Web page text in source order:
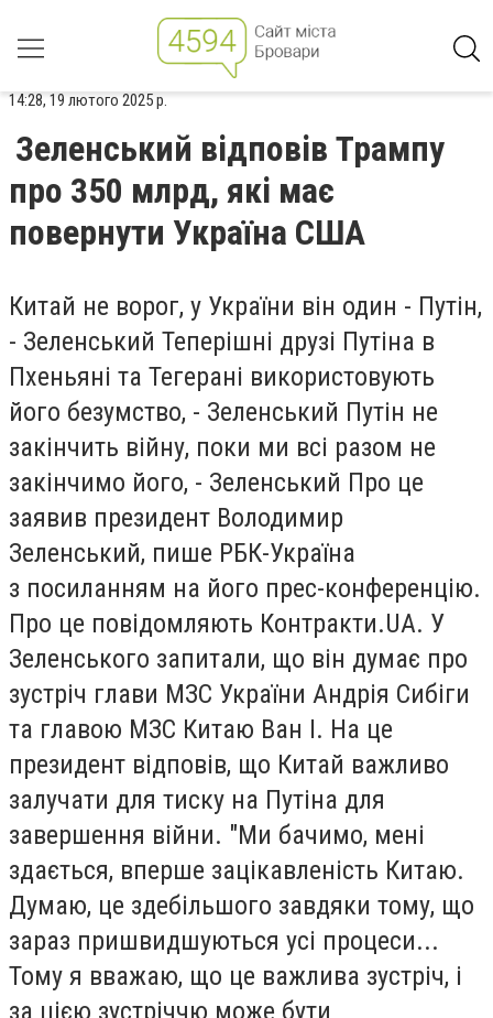
14:28, 19 лютого 2025 р.
Зеленський відповів Трампу
про 350 млрд, які має
повернути Україна США
Китай не ворог, у України він один - Путін,
- Зеленський Теперішні друзі Путіна в
Пхеньяні та Тегерані використовують
його безумство, - Зеленський Путін не
закінчить війну, поки ми всі разом не
закінчимо його, - Зеленський Про це
заявив президент Володимир
Зеленський, пише РБК-Україна
з посиланням на його прес-конференцію.
Про це повідомляють Контракти.UA. У
Зеленського запитали, що він думає про
зустріч глави МЗС України Андрія Сибіги
та главою МЗС Китаю Ван І. На це
президент відповів, що Китай важливо
залучати для тиску на Путіна для
завершення війни. "Ми бачимо, мені
здається, вперше зацікавленість Китаю.
Думаю, це здебільшого завдяки тому, що
зараз пришвидшуються усі процеси...
Тому я вважаю, що це важлива зустріч, і
за цією зустріччю може бути